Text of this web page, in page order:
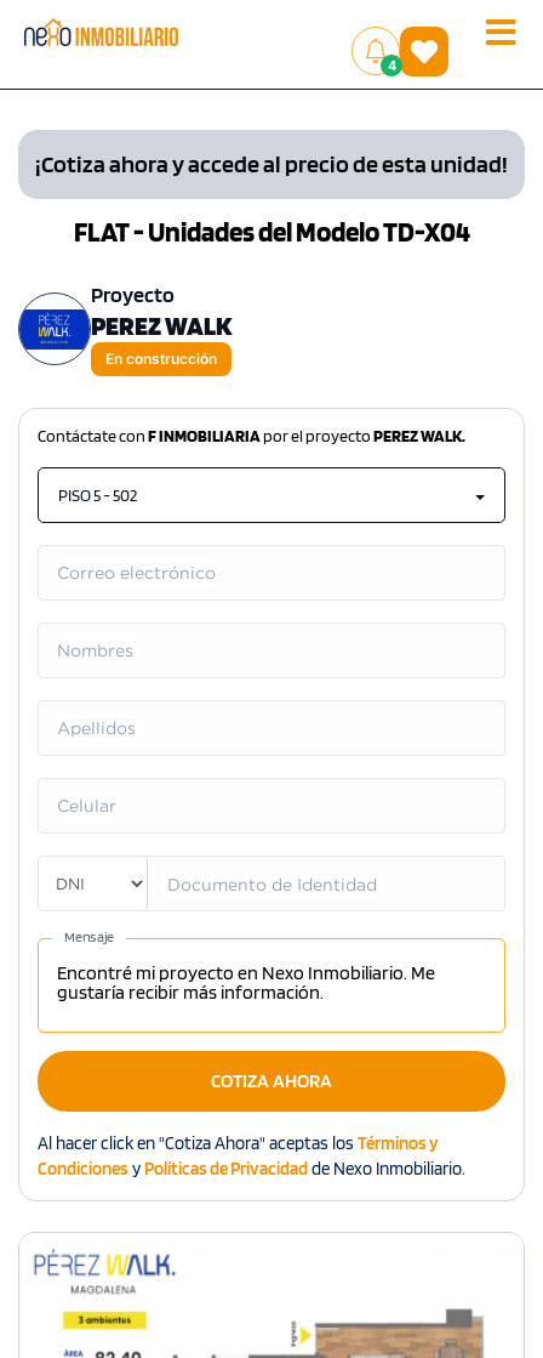
Toggle
4
()
¡Cotiza ahora y accede al precio de esta unidad!
FLAT - Unidades del Modelo TD-X04
Proyecto
PEREZ WALK
En construcción
Contáctate conF INMOBILIARIApor el proyectoPEREZ WALK.
PISO 5 - 502
Correo electrónico
Nombres
Apellidos
Celular
Documento de Identidad
Mensaje
COTIZA AHORA
Al hacer click en "Cotiza Ahora" aceptas los Términos y
CondicionesyPolíticas de Privacidadde Nexo Inmobiliario.